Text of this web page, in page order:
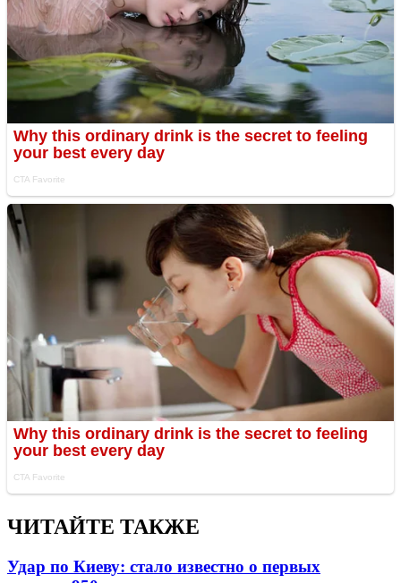
ЧИТАЙТЕ ТАКЖЕ
Удар по Киеву: стало известно о первых